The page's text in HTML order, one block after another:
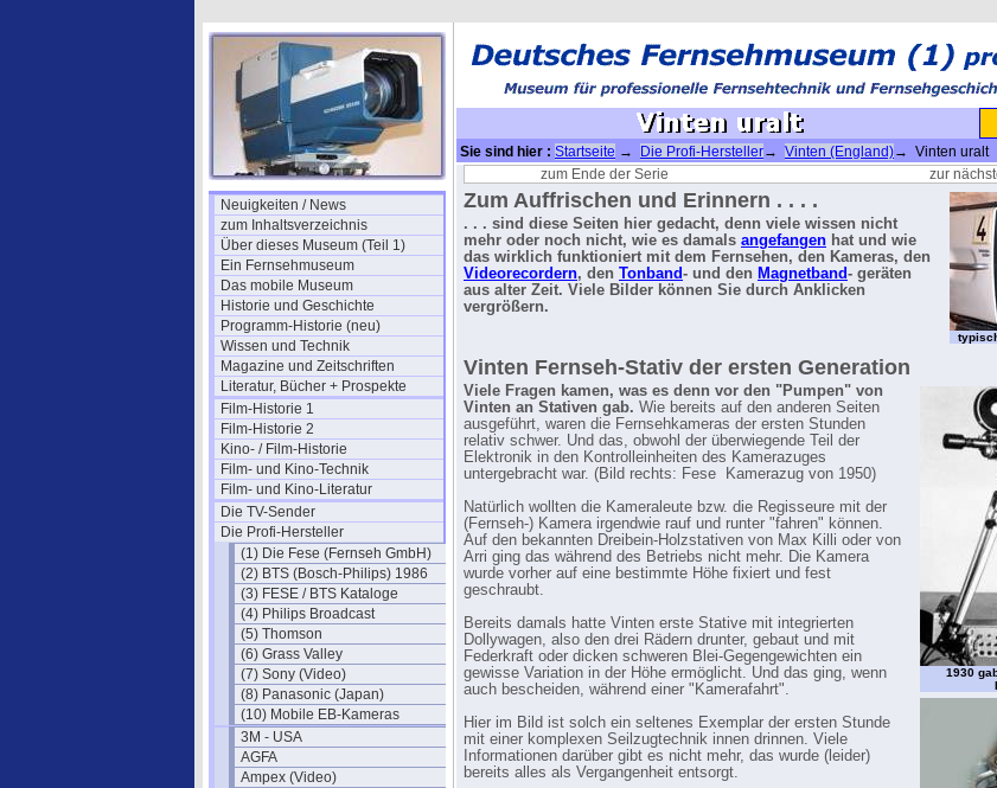
Neuigkeiten / News
zum Inhaltsverzeichnis
Über dieses Museum (Teil 1)
Ein Fernsehmuseum
Das mobile Museum
Historie und Geschichte
Programm-Historie (neu)
Wissen und Technik
Magazine und Zeitschriften
Literatur, Bücher + Prospekte
Film-Historie 1
Film-Historie 2
Kino- / Film-Historie
Film- und Kino-Technik
Film- und Kino-Literatur
Die TV-Sender
Die Profi-Hersteller
(1) Die Fese (Fernseh GmbH)
(2) BTS (Bosch-Philips) 1986
(3) FESE / BTS Kataloge
(4) Philips Broadcast
(5) Thomson
(6) Grass Valley
(7) Sony (Video)
(8) Panasonic (Japan)
(10) Mobile EB-Kameras
3M - USA
AGFA
Ampex (Video)
Sie sind hier : Startseite → Die Profi-Hersteller→ Vinten (England)→ Vinten uralt
zum Ende der Serie
zur
Zum Auffrischen und Erinnern . . . .
. . . sind diese Seiten hier gedacht, denn viele wissen nicht
mehr oder noch nicht, wie es damals angefangen hat und wie
das wirklich funktioniert mit dem Fernsehen, den Kameras, den
Videorecordern, den Tonband- und den Magnetband- geräten
aus alter Zeit. Viele Bilder können Sie durch Anklicken
vergrößern.
Vinten Fernseh-Stativ der ersten Generation
1930
Viele Fragen kamen, was es denn vor den "Pumpen" von
Vinten an Stativen gab. Wie bereits auf den anderen Seiten
ausgeführt, waren die Fernsehkameras der ersten Stunden
relativ schwer. Und das, obwohl der überwiegende Teil der
Elektronik in den Kontrolleinheiten des Kamerazuges
untergebracht war. (Bild rechts: Fese Kamerazug von 1950)
Natürlich wollten die Kameraleute bzw. die Regisseure mit der
(Fernseh-) Kamera irgendwie rauf und runter "fahren" können.
Auf den bekannten Dreibein-Holzstativen von Max Killi oder von
Arri ging das während des Betriebs nicht mehr. Die Kamera
wurde vorher auf eine bestimmte Höhe fixiert und fest
geschraubt.
Bereits damals hatte Vinten erste Stative mit integrierten
Dollywagen, also den drei Rädern drunter, gebaut und mit
Federkraft oder dicken schweren Blei-Gegengewichten ein
gewisse Variation in der Höhe ermöglicht. Und das ging, wenn
auch bescheiden, während einer "Kamerafahrt".
Hier im Bild ist solch ein seltenes Exemplar der ersten Stunde
mit einer komplexen Seilzugtechnik innen drinnen. Viele
Informationen darüber gibt es nicht mehr, das wurde (leider)
bereits alles als Vergangenheit entsorgt.